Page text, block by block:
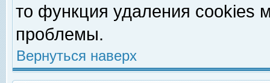
то функция удаления cookies
проблемы.
Вернуться наверх